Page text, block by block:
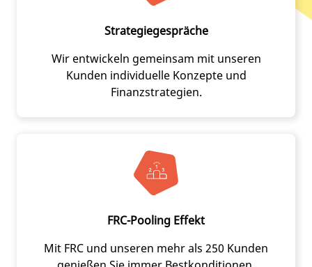
Strategiegespräche
Wir entwickeln gemeinsam mit unseren
Kunden individuelle Konzepte und
Finanzstrategien.
FRC-Pooling Effekt
Mit FRC und unseren mehr als 250 Kunden